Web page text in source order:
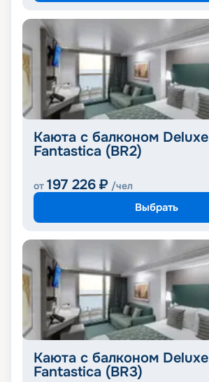
Каюта с балконом Deluxe
Fantastica (BR2)
от 197 226 ₽ /чел
Выбрать
Каюта с балконом Deluxe
Fantastica (BR3)